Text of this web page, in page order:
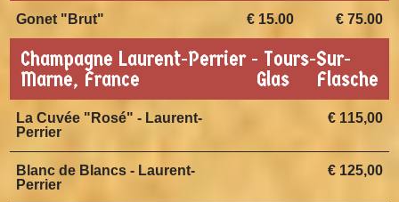
€ 75.00
€ 15.00
Gonet "Brut"
Champagne Laurent-Perrier - Tours-Sur-
Marne, France
Flasche
Glas
€ 115,00
La Cuvée "Rosé" - Laurent-
Perrier
€ 125,00
Blanc de Blancs - Laurent-
Perrier